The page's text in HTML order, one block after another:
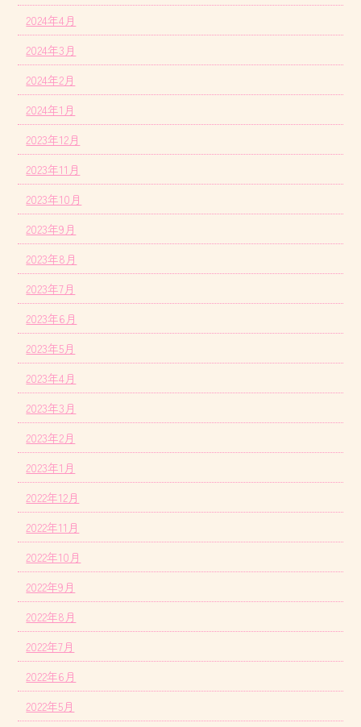
2024年4月
2024年3月
2024年2月
2024年1月
2023年12月
2023年11月
2023年10月
2023年9月
2023年8月
2023年7月
2023年6月
2023年5月
2023年4月
2023年3月
2023年2月
2023年1月
2022年12月
2022年11月
2022年10月
2022年9月
2022年8月
2022年7月
2022年6月
2022年5月